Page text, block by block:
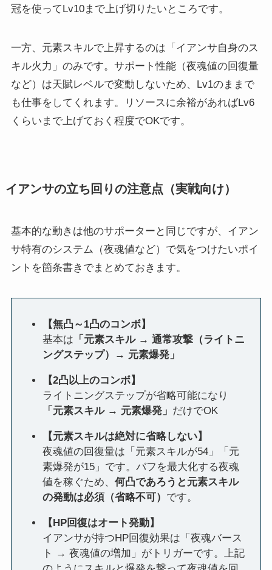
冠を使ってLv10まで上げ切りたいところです。
一方、元素スキルで上昇するのは「イアンサ自身のス
キル火力」のみです。サポート性能（夜魂値の回復量
など）は天賦レベルで変動しないため、Lv1のままで
も仕事をしてくれます。リソースに余裕があればLv6
くらいまで上げておく程度でOKです。
イアンサの立ち回りの注意点（実戦向け）
基本的な動きは他のサポーターと同じですが、イアン
サ特有のシステム（夜魂値など）で気をつけたいポイ
ントを箇条書きでまとめておきます。
【無凸～1凸のコンボ】
基本は 「元素スキル → 通常攻撃（ライトニ
ングステップ）→ 元素爆発」
【2凸以上のコンボ】
ライトニングステップが省略可能になり
「元素スキル → 元素爆発」 だけでOK
【元素スキルは絶対に省略しない】
夜魂値の回復量は「元素スキルが54」「元
素爆発が15」です。バフを最大化する夜魂
値を稼ぐため、 何凸であろうと元素スキル
の発動は必須（省略不可） です。
【HP回復はオート発動】
イアンサが持つHP回復効果は「夜魂バース
ト → 夜魂値の増加」がトリガーです。上記